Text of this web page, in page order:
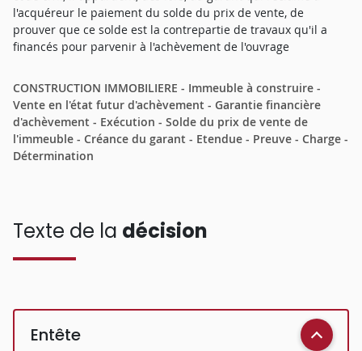
l'acquéreur le paiement du solde du prix de vente, de
prouver que ce solde est la contrepartie de travaux qu'il a
financés pour parvenir à l'achèvement de l'ouvrage
CONSTRUCTION IMMOBILIERE - Immeuble à construire -
Vente en l'état futur d'achèvement - Garantie financière
d'achèvement - Exécution - Solde du prix de vente de
l'immeuble - Créance du garant - Etendue - Preuve - Charge -
Détermination
Texte de la décision
Entête